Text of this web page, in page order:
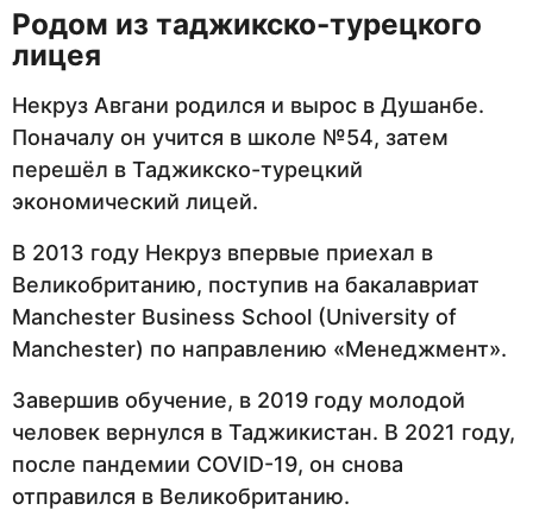
Родом из таджикско-турецкого
лицея
Некруз Авгани родился и вырос в Душанбе.
Поначалу он учится в школе №54, затем
перешёл в Таджикско-турецкий
экономический лицей.
В 2013 году Некруз впервые приехал в
Великобританию, поступив на бакалавриат
Manchester Business School (University of
Manchester) по направлению «Менеджмент».
Завершив обучение, в 2019 году молодой
человек вернулся в Таджикистан. В 2021 году,
после пандемии COVID-19, он снова
отправился в Великобританию.